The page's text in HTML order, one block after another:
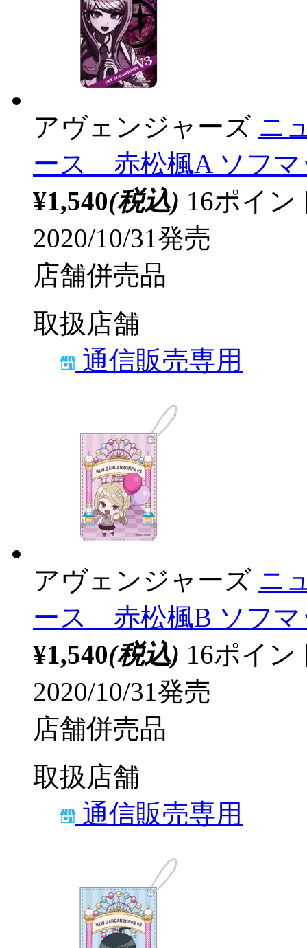
アヴェンジャーズ ニ
ース 赤松楓A ソフマ
¥1,540(税込) 16ポイ
2020/10/31発売
店舗併売品
取扱店舗
通信販売専用
アヴェンジャーズ ニ
ース 赤松楓B ソフマ
¥1,540(税込) 16ポイ
2020/10/31発売
店舗併売品
取扱店舗
通信販売専用